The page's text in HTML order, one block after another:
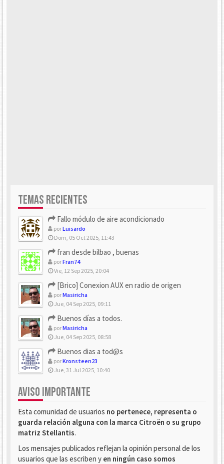
TEMAS RECIENTES
Fallo módulo de aire acondicionado
porLuisardo
Dom, 05 Oct 2025, 11:43
fran desde bilbao , buenas
porFran74
Vie, 12 Sep 2025, 20:04
[Brico] Conexion AUX en radio de origen
porMasiricha
Jue, 04 Sep 2025, 09:11
Buenos días a todos.
porMasiricha
Jue, 04 Sep 2025, 08:58
Buenos dias a tod@s
porKronsteen23
Jue, 31 Jul 2025, 10:40
AVISO IMPORTANTE
Esta comunidad de usuarios no pertenece, representa o
guarda relación alguna con la marca Citroën o su grupo
matriz Stellantis.
Los mensajes publicados reflejan la opinión personal de los
usuarios que las escriben y en ningún caso somos